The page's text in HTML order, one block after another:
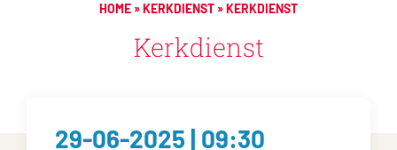
HOME »KERKDIENST »KERKDIENST
Kerkdienst
29-06-2025 | 09:30